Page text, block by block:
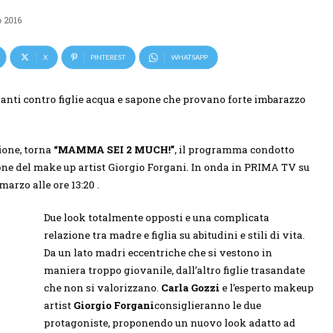
X PINTEREST WHATSAPP
contro figlie acqua e sapone che provano forte imbarazzo
torna “MAMMA SEI 2 MUCH!”, il programma condotto
del make up artist Giorgio Forgani. In onda in PRIMA TV su
alle ore 13:20 .
Due look totalmente opposti e una complicata
relazione tra madre e figlia su abitudini e stili di vita.
Da un lato madri eccentriche che si vestono in
maniera troppo giovanile, dall’altro figlie trasandate
che non si valorizzano. Carla Gozzi e l’esperto makeup
artist Giorgio Forganiconsiglieranno le due
protagoniste, proponendo un nuovo look adatto ad